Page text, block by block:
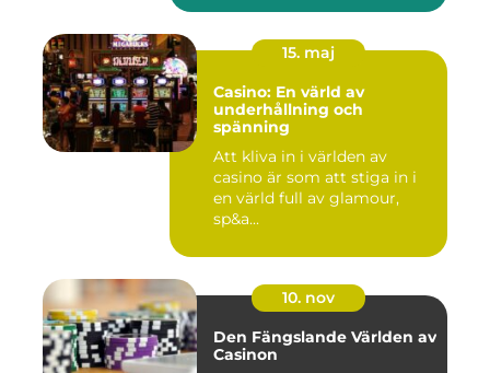
15. maj
Casino: En värld av
underhållning och
spänning
Att kliva in i världen av
casino är som att stiga in i
en värld full av glamour,
sp&a...
10. nov
Den Fängslande Världen av
Casinon